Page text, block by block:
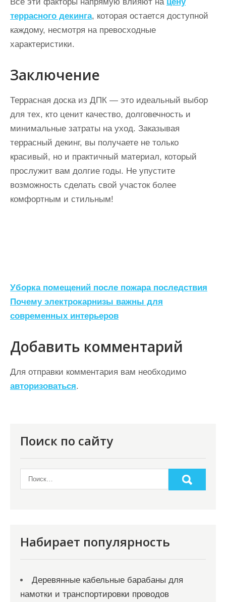
террасного декинга, которая остается доступной
каждому, несмотря на превосходные
характеристики.
Заключение
Террасная доска из ДПК — это идеальный выбор
для тех, кто ценит качество, долговечность и
минимальные затраты на уход. Заказывая
террасный декинг, вы получаете не только
красивый, но и практичный материал, который
прослужит вам долгие годы. Не упустите
возможность сделать свой участок более
комфортным и стильным!
Н
а
в
и
г
а
ц
Уборка помещений после пожара последствия
Почему электрокарнизы важны для
современных интерьеров
Добавить комментарий
Для отправки комментария вам необходимо
авторизоваться.
Поиск по сайту
Набирает популярность
Деревянные кабельные барабаны для
намотки и транспортировки проводов